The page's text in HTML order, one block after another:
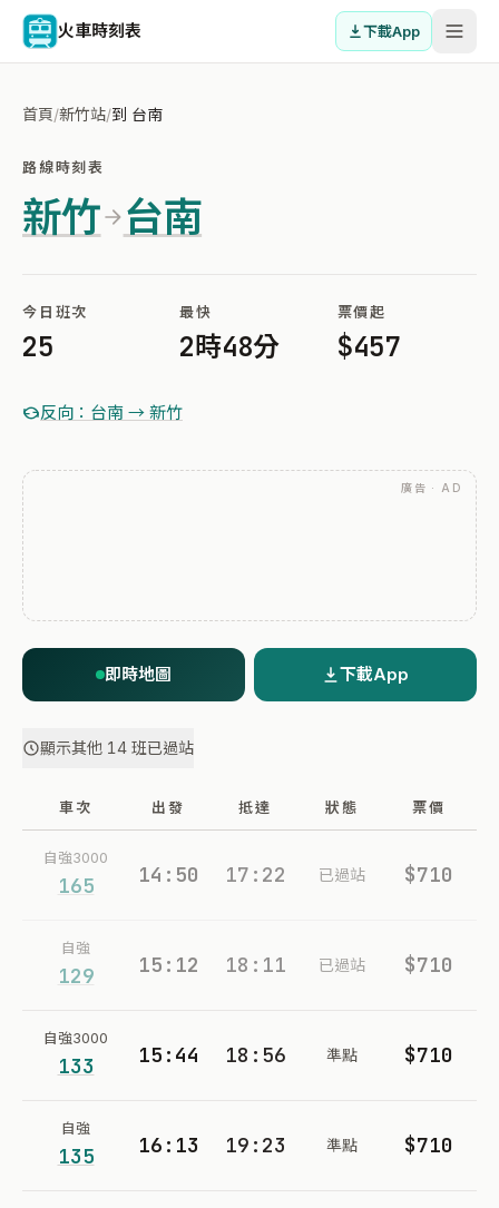
火車時刻表 下載App
首頁/新竹站/到 台南
路線時刻表
新竹 台南
今日班次
25
最快
2時48分
票價起
$457
反向：台南 → 新竹
廣告 · AD
即時地圖 下載App
顯示其他 14 班已過站
車次 出發 抵達 狀態 票價
自強3000
165 14:50 17:22 已過站 $710
自強
129 15:12 18:11 已過站 $710
自強3000
133 15:44 18:56 準點 $710
自強
135 16:13 19:23 準點 $710